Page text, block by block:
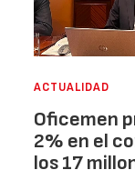
ACTUALIDAD
Oficemen
2% en el
los 17